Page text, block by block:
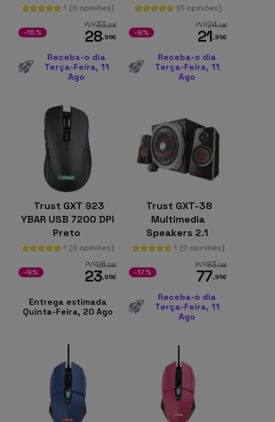
1 (0 opiniões)
PVR33,99€
28,96€
-15%
Receba-o dia
Terça-Feira, 11
Ago
(0 opiniões)
PVR24,14€
21,95€
-9%
Receba-o dia
Terça-Feira, 11
Ago
Trust GXT 923
YBAR USB 7200 DPI
Preto
1 (0 opiniões)
PVR26,34€
23,95€
-9%
Entrega estimada
Quinta-Feira, 20 Ago
Trust GXT-38
Multimedia
Speakers 2.1
1 (0 opiniões)
PVR93,94€
77,95€
-17%
Receba-o dia
Terça-Feira, 11
Ago